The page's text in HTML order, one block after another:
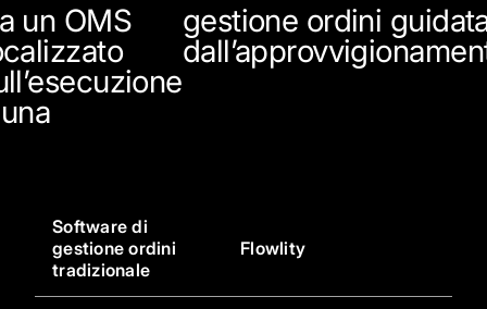
un OMS
gestione ordini
Software di
gestione ordini
tradizionale
Flowlity